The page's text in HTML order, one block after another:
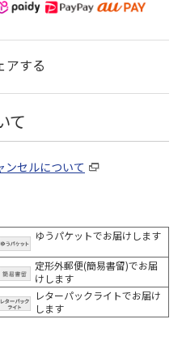
アする
て
ンセルについて
ゆうパケットでお届けします
定形外郵便(簡易書留)でお届
けします
レターパックライトでお届け
します